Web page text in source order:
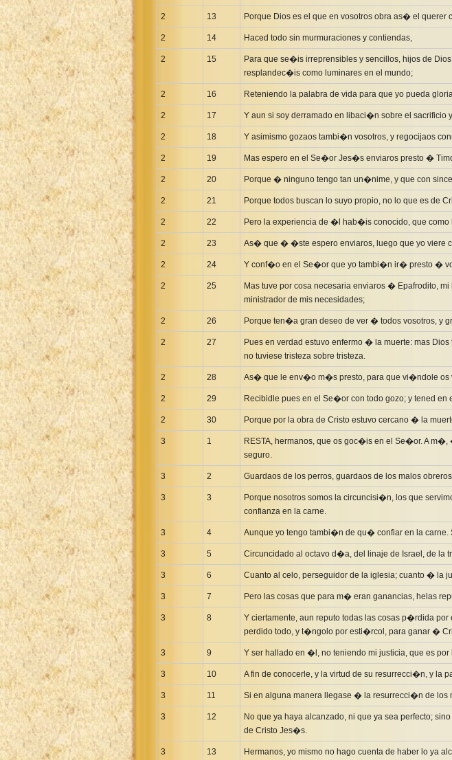
2 13 Porque Dios es el que en vosotros obra as� el querer
2 14 Haced todo sin murmuraciones y contiendas,
2 15
Para que se�is irreprensibles y sencillos, hijos de
resplandec�is como luminares en el mundo;
2 16 Reteniendo la palabra de vida para que yo pueda
2 17 Y aun si soy derramado en libaci�n sobre el sacrificio
2 18 Y asimismo gozaos tambi�n vosotros, y regocijaos
2 19 Mas espero en el Se�or Jes�s enviaros presto �
2 20 Porque � ninguno tengo tan un�nime, y que con
2 21 Porque todos buscan lo suyo propio, no lo que es de
2 22 Pero la experiencia de �l hab�is conocido, que
2 23 As� que � �ste espero enviaros, luego que yo viere
2 24 Y conf�o en el Se�or que yo tambi�n ir� presto �
2 25
Mas tuve por cosa necesaria enviaros � Epafrodito,
ministrador de mis necesidades;
2 26 Porque ten�a gran deseo de ver � todos vosotros,
2 27
Pues en verdad estuvo enfermo � la muerte: mas
no tuviese tristeza sobre tristeza.
2 28 As� que le env�o m�s presto, para que vi�ndole
2 29 Recibidle pues en el Se�or con todo gozo; y tened en
2 30 Porque por la obra de Cristo estuvo cercano � la
3 1
RESTA, hermanos, que os goc�is en el Se�or. A
seguro.
3 2 Guardaos de los perros, guardaos de los malos
3 3
Porque nosotros somos la circuncisi�n, los que
confianza en la carne.
3 4 Aunque yo tengo tambi�n de qu� confiar en la
3 5 Circuncidado al octavo d�a, del linaje de Israel, de la
3 6 Cuanto al celo, perseguidor de la iglesia; cuanto � la
3 7 Pero las cosas que para m� eran ganancias, helas
3 8
Y ciertamente, aun reputo todas las cosas p�rdida
perdido todo, y t�ngolo por esti�rcol, para ganar �
3 9 Y ser hallado en �l, no teniendo mi justicia, que es
3 10 A fin de conocerle, y la virtud de su resurrecci�n, y la
3 11 Si en alguna manera llegase � la resurrecci�n de los
3 12
No que ya haya alcanzado, ni que ya sea perfecto;
de Cristo Jes�s.
3 13 Hermanos, yo mismo no hago cuenta de haber lo ya